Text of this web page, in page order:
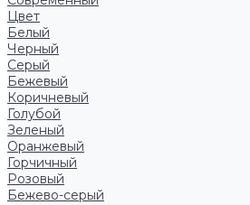
Цвет
Белый
Черный
Серый
Бежевый
Коричневый
Голубой
Зеленый
Оранжевый
Горчичный
Розовый
Бежево-серый